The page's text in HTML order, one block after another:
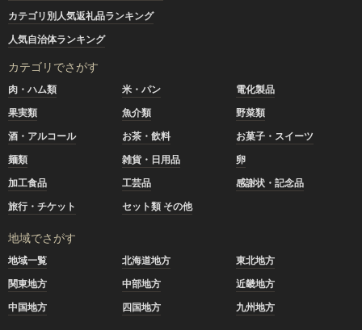
カテゴリ別人気返礼品ランキング
人気自治体ランキング
カテゴリでさがす
肉・ハム類 米・パン
電化製品
果実類
魚介類
野菜類
酒・アルコール
お茶・飲料
お菓子・スイーツ
麺類
雑貨・日用品
卵
加工食品
工芸品
感謝状・記念品
旅行・チケット
セット類 その他
地域でさがす
地域一覧 北海道地方
東北地方
関東地方
中部地方
近畿地方
中国地方
四国地方 九州地方